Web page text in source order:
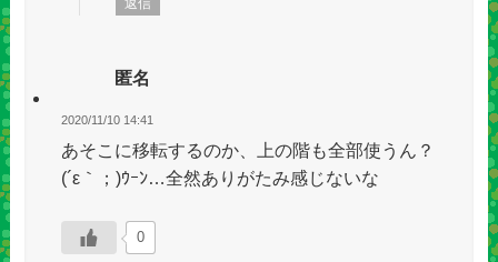
返信
匿名
2020/11/10 14:41
あそこに移転するのか、上の階も全部使うん？
(´ε｀；)ｳｰﾝ…全然ありがたみ感じないな
0